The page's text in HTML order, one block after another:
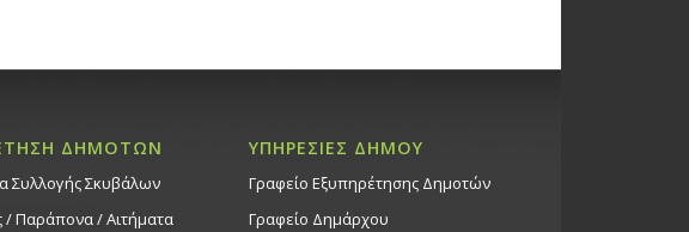
ΔΗΜΟΤΩΝ
Συλλογής Σκυβάλων
/ Παράπονα / Αιτήματα
ΥΠΗΡΕΣΙΕΣ ΔΗΜΟΥ
Γραφείο Εξυπηρέτησης Δημοτών
Γραφείο Δημάρχου